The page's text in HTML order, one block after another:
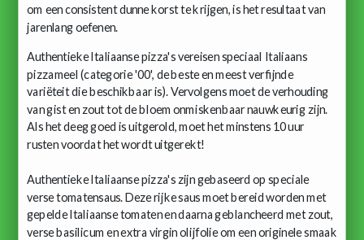
om een ​​consistent dunne korst te krijgen, is het resultaat van
jarenlang oefenen.
Authentieke Italiaanse pizza's vereisen speciaal Italiaans
pizzameel (categorie '00', de beste en meest verfijnde
variëteit die beschikbaar is). Vervolgens moet de verhouding
van gist en zout tot de bloem onmiskenbaar nauwkeurig zijn.
Als het deeg goed is uitgerold, moet het minstens 10 uur
rusten voordat het wordt uitgerekt!
Authentieke Italiaanse pizza's zijn gebaseerd op speciale
verse tomatensaus. Deze rijke saus moet bereid worden met
gepelde Italiaanse tomaten en daarna geblancheerd met zout,
verse basilicum en extra virgin olijfolie om een ​​originele smaak